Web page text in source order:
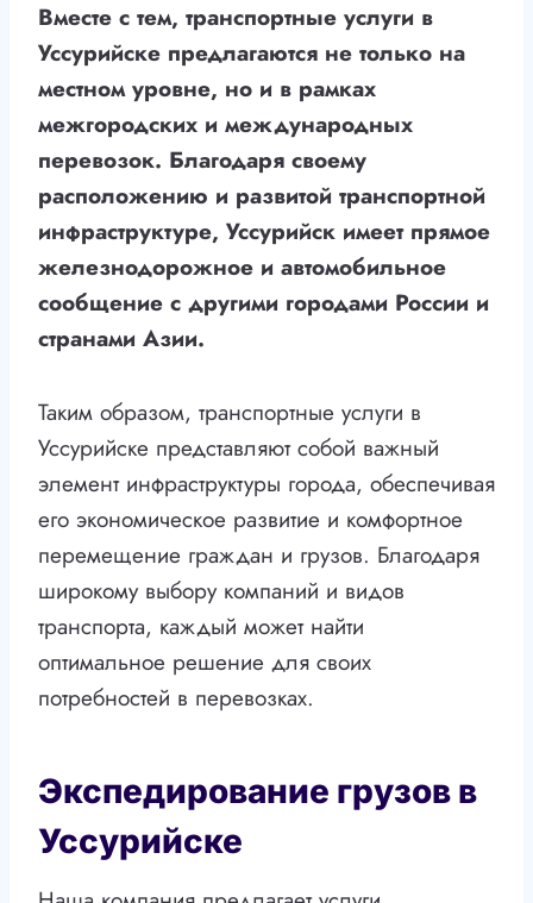
Вместе с тем, транспортные услуги в
Уссурийске предлагаются не только на
местном уровне, но и в рамках
межгородских и международных
перевозок. Благодаря своему
расположению и развитой транспортной
инфраструктуре, Уссурийск имеет прямое
железнодорожное и автомобильное
сообщение с другими городами России и
странами Азии.
Таким образом, транспортные услуги в
Уссурийске представляют собой важный
элемент инфраструктуры города, обеспечивая
его экономическое развитие и комфортное
перемещение граждан и грузов. Благодаря
широкому выбору компаний и видов
транспорта, каждый может найти
оптимальное решение для своих
потребностей в перевозках.
Экспедирование грузов в
Уссурийске